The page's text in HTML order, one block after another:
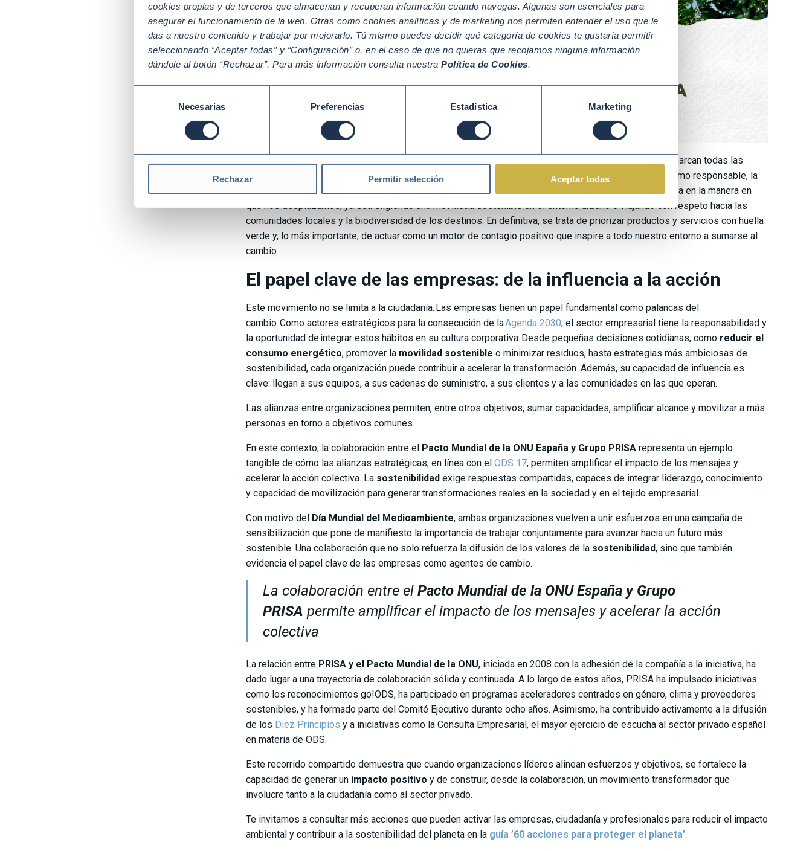
cookies propias y de terceros que almacenan y recuperan información cuando navegas. Algunas son esenciales para
asegurar el funcionamiento de la web. Otras como cookies analíticas y de marketing nos permiten entender el uso que le
das a nuestro contenido y trabajar por mejorarlo. Tú mismo puedes decidir qué categoría de cookies te gustaría permitir
seleccionando “Aceptar todas” y “Configuración” o, en el caso de que no quieras que recojamos ninguna información
dándole al botón “Rechazar”. Para más información consulta nuestra Política de Cookies.
consentimiento
Necesarias Preferencias Estadística Marketing
Rechazar Permitir selección Aceptar todas
que abarcan todas las
facetas de nuestra rutina. SerMoverimplica transformar el día a día adoptando hábitos como el consumo responsable, la
reducción del desperdicio y laeconomía circularal dar una segunda vida a las cosas. Además, se refleja en la manera en
que nos desplazamos, ya sea eligiendo una movilidad sostenible en el entorno urbano o viajando con respeto hacia las
comunidades locales y la biodiversidad de los destinos. En definitiva, se trata de priorizar productos y servicios con huella
verde y, lo más importante, de actuar como un motor de contagio positivo que inspire a todo nuestro entorno a sumarse al
cambio.
El papel clave de las empresas: de la influencia a la acción
Este movimiento no se limita a la ciudadanía. Las empresas tienen un papel fundamental como palancas del
cambio. Como actores estratégicos para la consecución de laAgenda 2030, el sector empresarial tiene la responsabilidad y
la oportunidad de integrar estos hábitos en su cultura corporativa. Desde pequeñas decisiones cotidianas, como reducir el
consumo energético, promover la movilidad sostenible o minimizar residuos, hasta estrategias más ambiciosas de
sostenibilidad, cada organización puede contribuir a acelerar la transformación. Además, su capacidad de influencia es
clave: llegan a sus equipos, a sus cadenas de suministro, a sus clientes y a las comunidades en las que operan.
Las alianzas entre organizaciones permiten, entre otros objetivos, sumar capacidades, amplificar alcance y movilizar a más
personas en torno a objetivos comunes.
En este contexto, la colaboración entre el Pacto Mundial de la ONU España y Grupo PRISA representa un ejemplo
tangible de cómo las alianzas estratégicas, en línea con el ODS 17, permiten amplificar el impacto de los mensajes y
acelerar la acción colectiva. La sostenibilidad exige respuestas compartidas, capaces de integrar liderazgo, conocimiento
y capacidad de movilización para generar transformaciones reales en la sociedad y en el tejido empresarial.
Con motivo del Día Mundial del Medioambiente, ambas organizaciones vuelven a unir esfuerzos en una campaña de
sensibilización que pone de manifiesto la importancia de trabajar conjuntamente para avanzar hacia un futuro más
sostenible. Una colaboración que no solo refuerza la difusión de los valores de la sostenibilidad, sino que también
evidencia el papel clave de las empresas como agentes de cambio.
La colaboración entre el Pacto Mundial de la ONU España y Grupo
PRISA permite amplificar el impacto de los mensajes y acelerar la acción
colectiva
La relación entre PRISA y el Pacto Mundial de la ONU, iniciada en 2008 con la adhesión de la compañía a la iniciativa, ha
dado lugar a una trayectoria de colaboración sólida y continuada. A lo largo de estos años, PRISA ha impulsado iniciativas
como los reconocimientos go!ODS, ha participado en programas aceleradores centrados en género, clima y proveedores
sostenibles, y ha formado parte del Comité Ejecutivo durante ocho años. Asimismo, ha contribuido activamente a la difusión
de los Diez Principios y a iniciativas como la Consulta Empresarial, el mayor ejercicio de escucha al sector privado español
en materia de ODS.
Este recorrido compartido demuestra que cuando organizaciones líderes alinean esfuerzos y objetivos, se fortalece la
capacidad de generar un impacto positivo y de construir, desde la colaboración, un movimiento transformador que
involucre tanto a la ciudadanía como al sector privado.
Te invitamos a consultar más acciones que pueden activar las empresas, ciudadanía y profesionales para reducir el impacto
ambiental y contribuir a la sostenibilidad del planeta en la guía ’60 acciones para proteger el planeta’.